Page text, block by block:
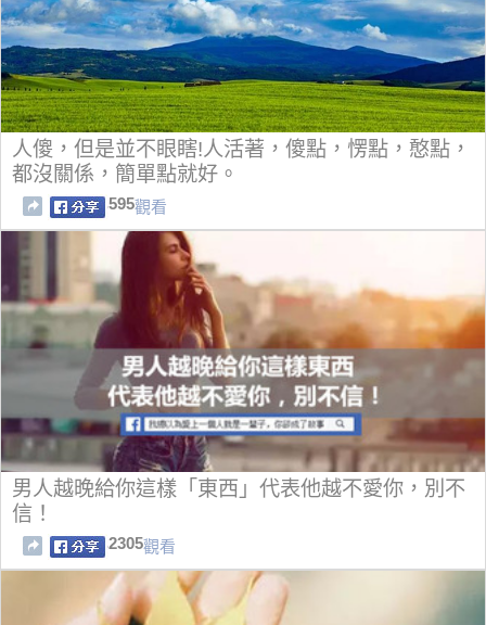
人傻，但是並不眼瞎!人活著，傻點，愣點，憨點，
都沒關係，簡單點就好。
595觀看
男人越晚給你這樣「東西」代表他越不愛你，別不
信！
2305觀看